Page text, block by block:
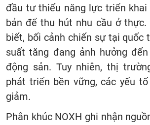
đầu tư thiếu năng lực triển
bản để thu hút nhu cầu ở thực.
biết, bối cảnh chiến sự tại quốc
suất tăng đang ảnh hưởng
động sản. Tuy nhiên, thị
phát triển bền vững, các yếu
giảm.
Phân khúc NOXH ghi nhận